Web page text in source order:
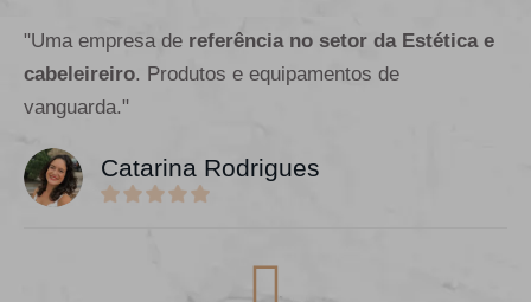
"Uma empresa de referência no setor da Estética e
cabeleireiro. Produtos e equipamentos de
vanguarda."
Catarina Rodrigues